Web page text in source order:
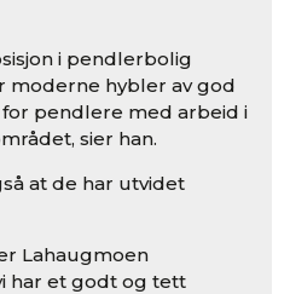
i pendlerbolig
moderne hybler av god
pendlere med arbeid i
sier han.
at de har utvidet
Lahaugmoen
har et godt og tett